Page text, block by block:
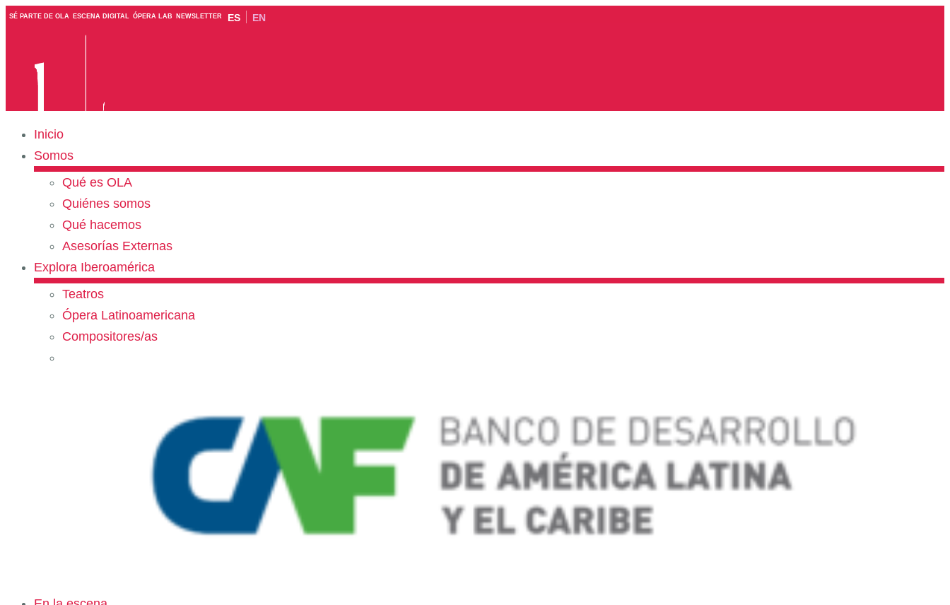
SÉ PARTE DE OLA ESCENA DIGITAL ÓPERA LAB NEWSLETTER ES EN
Inicio
Somos
Qué es OLA
Quiénes somos
Qué hacemos
Asesorías Externas
Explora Iberoamérica
Teatros
Ópera Latinoamericana
Compositores/as